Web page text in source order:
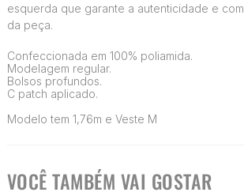
esquerda que garante a autenticidade e
da peça.
Confeccionada em 100% poliamida.
Modelagem regular.
Bolsos profundos.
C patch aplicado.
Modelo tem 1,76m e Veste M
VOCÊ TAMBÉM VAI GOSTAR